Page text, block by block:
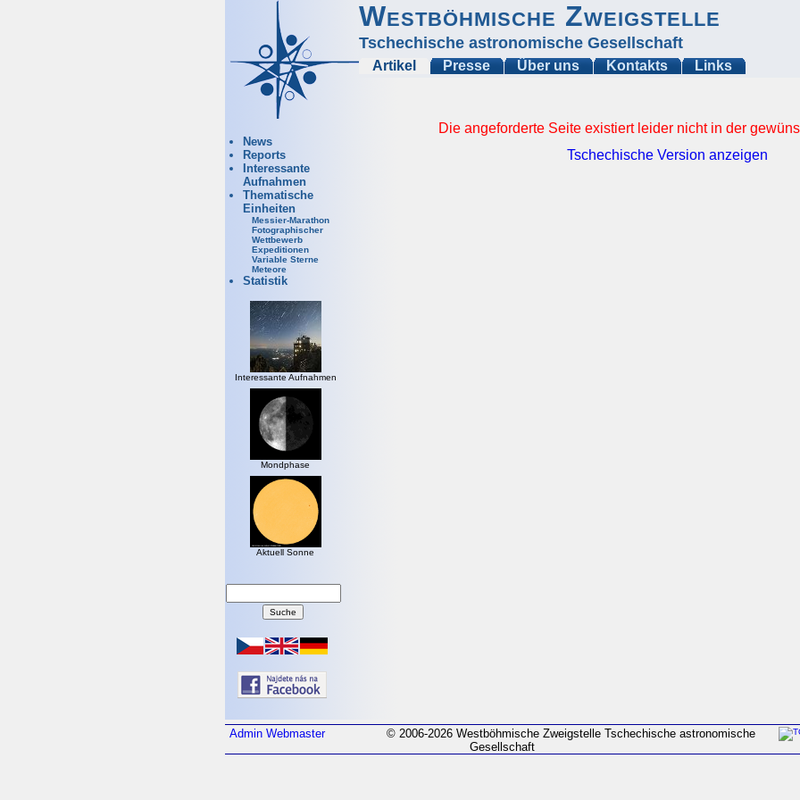
Westböhmische Zweigstelle
Tschechische astronomische Gesellschaft
Artikel Presse Über uns Kontakts Links
News
Reports
Interessante
Aufnahmen
Thematische
Einheiten
Messier-Marathon
Fotographischer
Wettbewerb
Expeditionen
Variable Sterne
Meteore
Statistik
Interessante Aufnahmen
Mondphase
Aktuell Sonne
Die angeforderte Seite existiert leider nicht in der
Tschechische Version anzeigen
Admin Webmaster
© 2006-2026 Westböhmische Zweigstelle Tschechische astronomische
Gesellschaft